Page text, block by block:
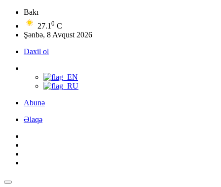
Bakı
27.1 0 C
Şənbə, 8 Avqust 2026
Daxil ol
Abunə
Əlaqə